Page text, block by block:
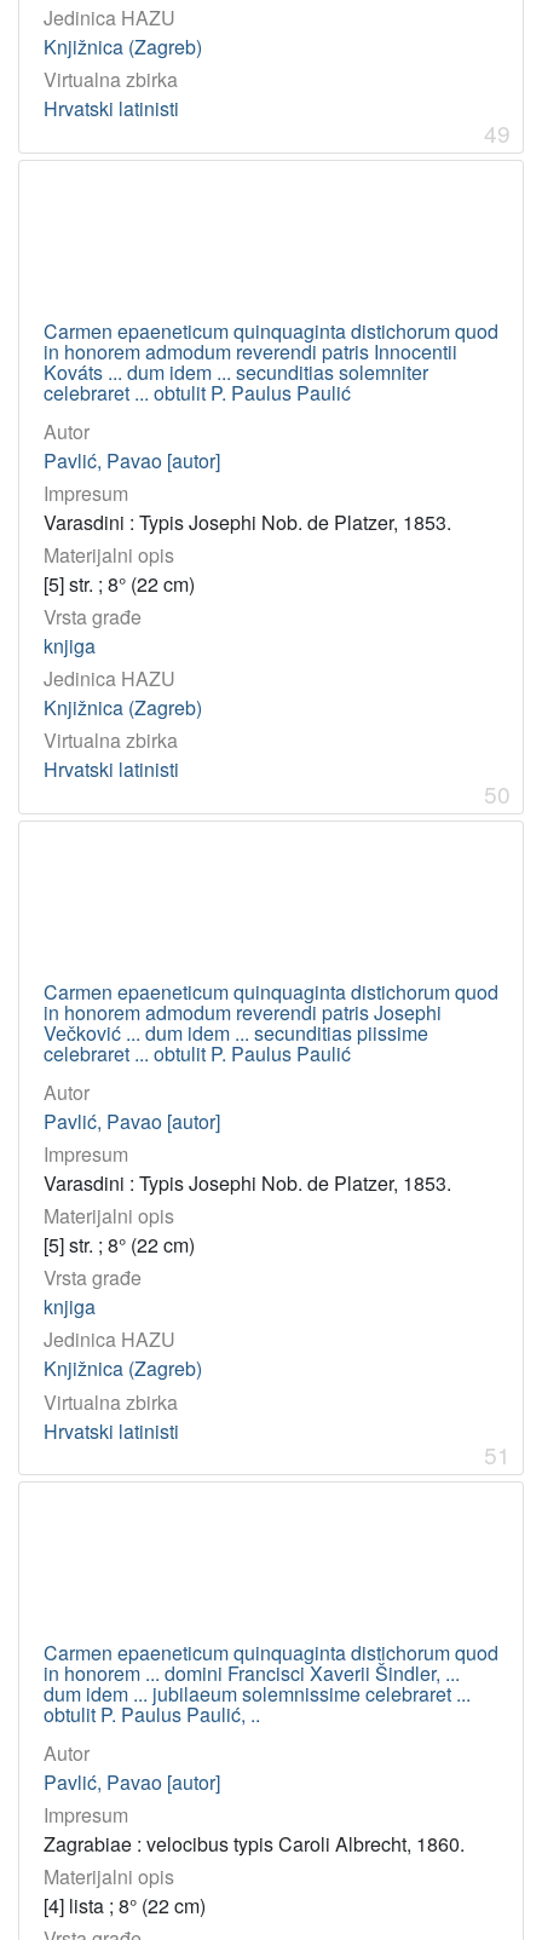
Jedinica HAZU
Knjižnica (Zagreb)
Virtualna zbirka
Hrvatski latinisti
49
Carmen epaeneticum quinquaginta distichorum quod
in honorem admodum reverendi patris Innocentii
Kováts ... dum idem ... secunditias solemniter
celebraret ... obtulit P. Paulus Paulić
Autor
Pavlić, Pavao [autor]
Impresum
Varasdini : Typis Josephi Nob. de Platzer, 1853.
Materijalni opis
[5] str. ; 8° (22 cm)
Vrsta građe
knjiga
Jedinica HAZU
Knjižnica (Zagreb)
Virtualna zbirka
Hrvatski latinisti
50
Carmen epaeneticum quinquaginta distichorum quod
in honorem admodum reverendi patris Josephi
Večković ... dum idem ... secunditias piissime
celebraret ... obtulit P. Paulus Paulić
Autor
Pavlić, Pavao [autor]
Impresum
Varasdini : Typis Josephi Nob. de Platzer, 1853.
Materijalni opis
[5] str. ; 8° (22 cm)
Vrsta građe
knjiga
Jedinica HAZU
Knjižnica (Zagreb)
Virtualna zbirka
Hrvatski latinisti
51
Carmen epaeneticum quinquaginta distichorum quod
in honorem ... domini Francisci Xaverii Šindler, ...
dum idem ... jubilaeum solemnissime celebraret ...
obtulit P. Paulus Paulić, ..
Autor
Pavlić, Pavao [autor]
Impresum
Zagrabiae : velocibus typis Caroli Albrecht, 1860.
Materijalni opis
[4] lista ; 8° (22 cm)